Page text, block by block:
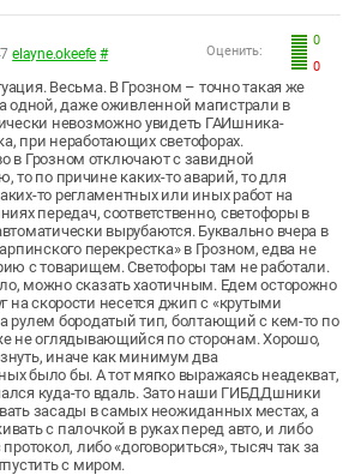
0
0
Оценить:
elayne.okeefe #
Весьма. В Грозном – точно такая же
одной, даже оживленной магистрали в
невозможно увидеть ГАИшника-
при неработающих светофорах.
в Грозном отключают с завидной
то по причине каких-то аварий, то для
то регламентных или иных работ на
передач, соответственно, светофоры в
вырубаются. Буквально вчера в
перекрестка» в Грозном, едва не
с товарищем. Светофоры там не работали.
можно сказать хаотичным. Едем осторожно
на скорости несется джип с «крутыми
рулем бородатый тип, болтающий с кем-то по
не оглядывающийся по сторонам. Хорошо,
иначе как минимум два
было бы. А тот мягко выражаясь неадекват,
куда-то вдаль. Зато наши ГИБДДшники
засады в самых неожиданных местах, а
с палочкой в руках перед авто, и либо
либо «договориться», тысяч так за
с миром.